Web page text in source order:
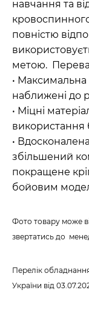
навчання та
повністю
метою.
• Максимальна
наближені до
• Міцні
використання
•
збільшений
покращене
бойовим
Фото товару може
звертатись до
Перелік
України від